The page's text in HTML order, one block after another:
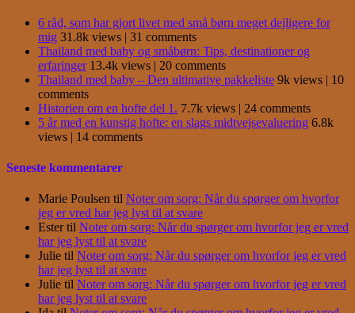
6 råd, som har gjort livet med små børn meget dejligere for
mig 31.8k views | 31 comments
Thailand med baby og småbørn: Tips, destinationer og
erfaringer 13.4k views | 20 comments
Thailand med baby – Den ultimative pakkeliste 9k views | 10
comments
Historien om en hofte del 1. 7.7k views | 24 comments
5 år med en kunstig hofte: en slags midtvejsevaluering 6.8k
views | 14 comments
Seneste kommentarer
Marie Poulsen til Noter om sorg: Når du spørger om hvorfor
jeg er vred har jeg lyst til at svare
Estertil Noter om sorg: Når du spørger om hvorfor jeg er vred
har jeg lyst til at svare
Julie til Noter om sorg: Når du spørger om hvorfor jeg er vred
har jeg lyst til at svare
Julie til Noter om sorg: Når du spørger om hvorfor jeg er vred
har jeg lyst til at svare